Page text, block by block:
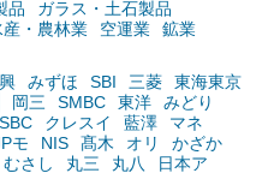
品
ガラス・土石製品
産・農林業 空運業
鉱業
みずほ SBI 三菱
東海東京
岡三 SMBC 東洋
みどり
クレスイ 藍澤
マネ
モ NIS 髙木 オリ
かざか
むさし 丸三 丸八
日本ア